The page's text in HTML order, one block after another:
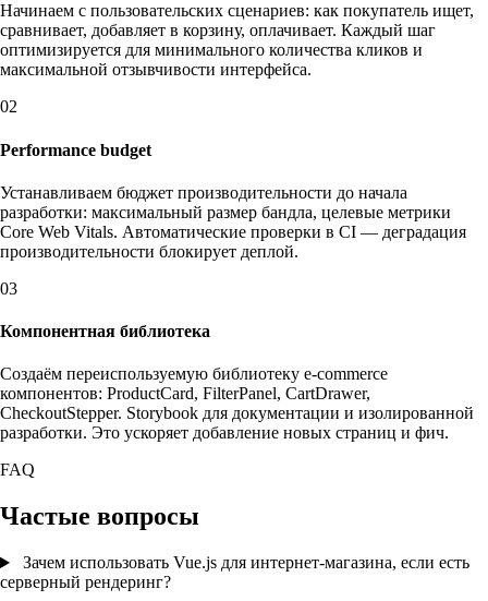
Начинаем с пользовательских сценариев: как покупатель ищет,
сравнивает, добавляет в корзину, оплачивает. Каждый шаг
оптимизируется для минимального количества кликов и
максимальной отзывчивости интерфейса.
02
Performance budget
Устанавливаем бюджет производительности до начала
разработки: максимальный размер бандла, целевые метрики
Core Web Vitals. Автоматические проверки в CI — деградация
производительности блокирует деплой.
03
Компонентная библиотека
Создаём переиспользуемую библиотеку e-commerce
компонентов: ProductCard, FilterPanel, CartDrawer,
CheckoutStepper. Storybook для документации и изолированной
разработки. Это ускоряет добавление новых страниц и фич.
FAQ
Частые вопросы
Зачем использовать Vue.js для интернет-магазина, если есть
серверный рендеринг?